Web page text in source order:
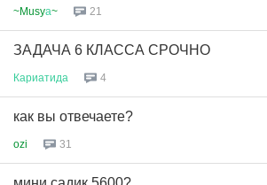
~Musyа~ 21
ЗАДАЧА 6 КЛАССА СРОЧНО
Кариатида 4
как вы отвечаете?
ozi 31